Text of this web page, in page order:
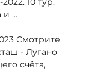
...
Смотрите
- Лугано
счёта,